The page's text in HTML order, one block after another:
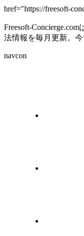
href="https://freesoft-
Freesoft-
法情報を毎月更新。今
navcon